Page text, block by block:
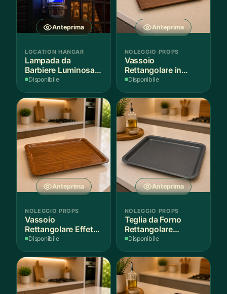
Anteprima
LOCATION HANGAR
Lampada da
Barbiere Luminosa
Rotante
Disponibile
Anteprima
NOLEGGIO PROPS
Vassoio
Rettangolare in
Legno Scuro
Disponibile
Anteprima
NOLEGGIO PROPS
Vassoio
Rettangolare Effetto
Legno
Disponibile
Anteprima
NOLEGGIO PROPS
Teglia da Forno
Rettangolare
Antiaderente
Disponibile